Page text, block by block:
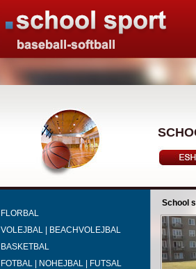
FLORBAL
VOLEJBAL | BEACHVOLEJBAL
BASKETBAL
FOTBAL | NOHEJBAL | FUTSAL
School